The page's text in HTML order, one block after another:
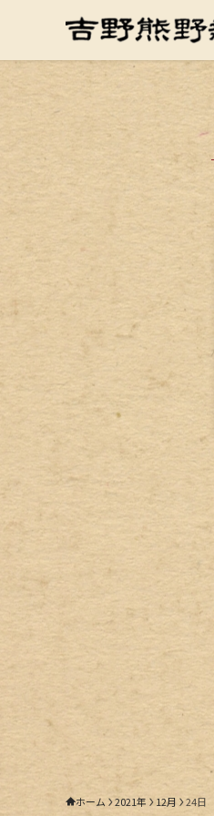
ホーム 2021年 12月 24日